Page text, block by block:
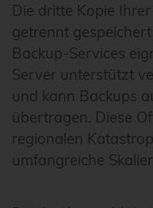
Die dritte Kopie
getrennt
Backup-Services
Server unterstützt
und kann Backups
übertragen. Diese
regionalen
umfangreiche